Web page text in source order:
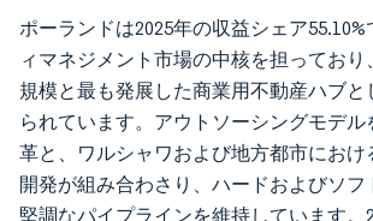
ポーランドは2025年の収益シェア
ィマネジメント市場の中核を担ってお
規模と最も発展した商業用不動産ハブと
られています。アウトソーシングモデル
革と、ワルシャワおよび地方都市におけ
開発が組み合わさり、ハードおよびソ
堅調なパイプラインを維持しています。